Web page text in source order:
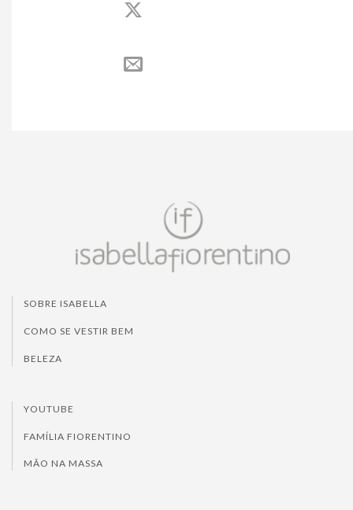
SOBRE ISABELLA
COMO SE VESTIR BEM
BELEZA
YOUTUBE
FAMÍLIA FIORENTINO
MÃO NA MASSA